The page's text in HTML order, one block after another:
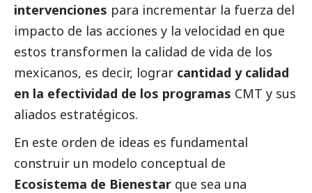
intervenciones para incrementar la fuerza del
impacto de las acciones y la velocidad en que
estos transformen la calidad de vida de los
mexicanos, es decir, lograr cantidad y calidad
en la efectividad de los programas CMT y sus
aliados estratégicos.
En este orden de ideas es fundamental
construir un modelo conceptual de
Ecosistema de Bienestar que sea una